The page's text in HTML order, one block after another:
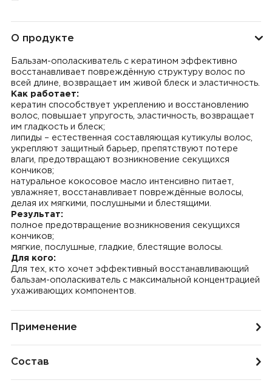
О продукте
Бальзам-ополаскиватель с кератином эффективно
восстанавливает повреждённую структуру волос по
всей длине, возвращает им живой блеск и эластичность.
Как работает:
кератин способствует укреплению и восстановлению
волос, повышает упругость, эластичность, возвращает
им гладкость и блеск;
липиды – естественная составляющая кутикулы волос,
укрепляют защитный барьер, препятствуют потере
влаги, предотвращают возникновение секущихся
кончиков;
натуральное кокосовое масло интенсивно питает,
увлажняет, восстанавливает повреждённые волосы,
делая их мягкими, послушными и блестящими.
Результат:
полное предотвращение возникновения секущихся
кончиков;
мягкие, послушные, гладкие, блестящие волосы.
Для кого:
Для тех, кто хочет эффективный восстанавливающий
бальзам-ополаскиватель с максимальной концентрацией
ухаживающих компонентов.
Применение
Состав